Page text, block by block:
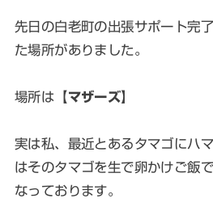
先日の白老町の出張サポート完
た場所がありました。
場所は【マザーズ】
実は私、最近とあるタマゴにハ
はそのタマゴを生で卵かけご飯
なっております。